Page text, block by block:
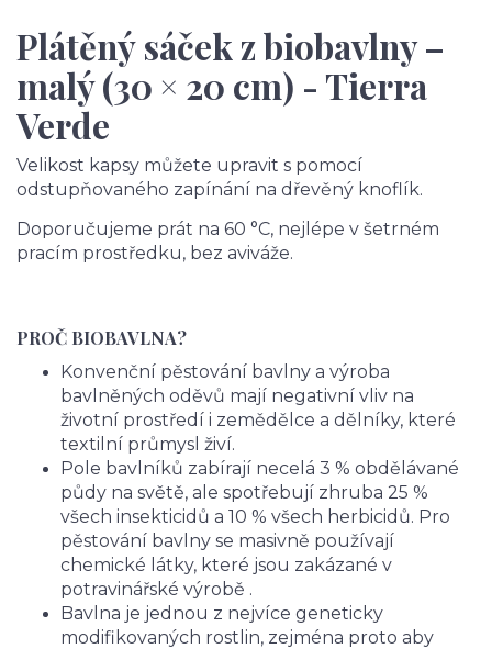
Plátěný sáček z biobavlny –
malý (30 × 20 cm) - Tierra
Verde
Velikost kapsy můžete upravit s pomocí
odstupňovaného zapínání na dřevěný knoflík.
Doporučujeme prát na 60 °C, nejlépe v šetrném
pracím prostředku, bez aviváže.
PROČ BIOBAVLNA?
Konvenční pěstování bavlny a výroba
bavlněných oděvů mají negativní vliv na
životní prostředí i zemědělce a dělníky, které
textilní průmysl živí.
Pole bavlníků zabírají necelá 3 % obdělávané
půdy na světě, ale spotřebují zhruba 25 %
všech insekticidů a 10 % všech herbicidů. Pro
pěstování bavlny se masivně používají
chemické látky, které jsou zakázané v
potravinářské výrobě .
Bavlna je jednou z nejvíce geneticky
modifikovaných rostlin, zejména proto aby